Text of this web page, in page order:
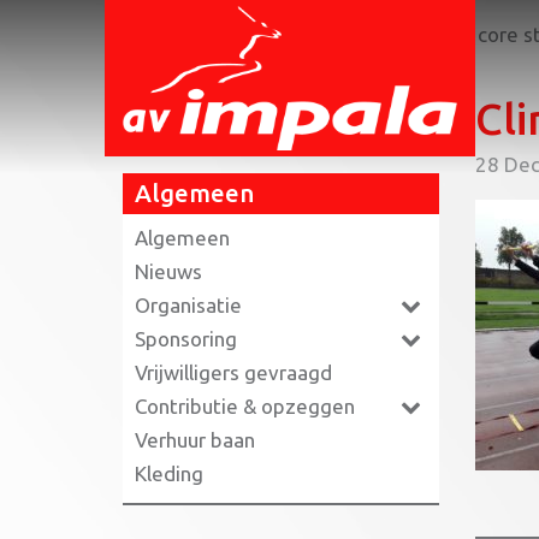
Clinic Fitaal: Lunges, squats en core
Algemeen
Algemeen
Nieuws
Organisatie
Sponsoring
Vrijwilligers gevraagd
Contributie & opzeggen
Verhuur baan
Kleding
28